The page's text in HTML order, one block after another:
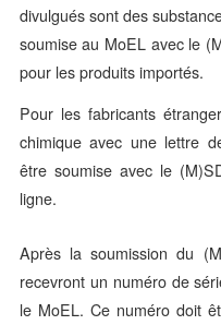
divulgués sont des
soumise au MoEL avec le
pour les produits importés.
Pour les fabricants
chimique avec une lettre
être soumise avec le
ligne.
Après la soumission du
recevront un numéro de
le MoEL. Ce numéro doit